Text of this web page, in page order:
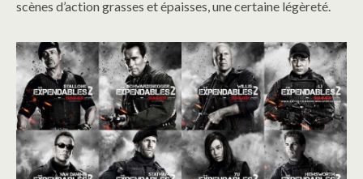
scènes d’action grasses et épaisses, une certaine légèreté.